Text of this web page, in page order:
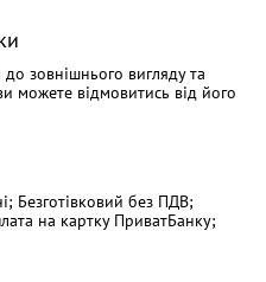
до зовнішнього вигляду та
можете відмовитись від його
Безготівковий без ПДВ;
на картку ПриватБанку;